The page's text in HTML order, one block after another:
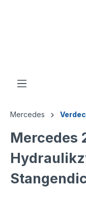
Mercedes
Mercedes